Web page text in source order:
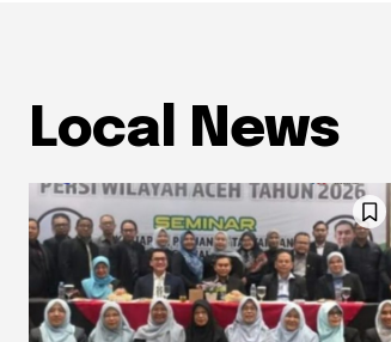
Local News